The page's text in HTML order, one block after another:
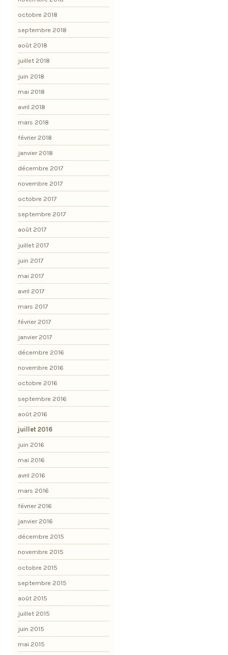
octobre 2018
septembre 2018
août 2018
juillet 2018
juin 2018
mai 2018
avril 2018
mars 2018
février 2018
janvier 2018
décembre 2017
novembre 2017
octobre 2017
septembre 2017
août 2017
juillet 2017
juin 2017
mai 2017
avril 2017
mars 2017
février 2017
janvier 2017
décembre 2016
novembre 2016
octobre 2016
septembre 2016
août 2016
juillet 2016
juin 2016
mai 2016
avril 2016
mars 2016
février 2016
janvier 2016
décembre 2015
novembre 2015
octobre 2015
septembre 2015
août 2015
juillet 2015
juin 2015
mai 2015